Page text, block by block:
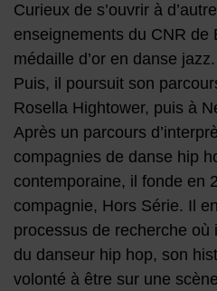
Curieux de s’ouvrir à
enseignements du CNR de
médaille d’or en danse jazz.
Puis, il poursuit son
Rosella Hightower, puis à
Après un parcours
compagnies de danse hip
contemporaine, il fonde en
compagnie, Hors Série. Il
processus de recherche où
du danseur hip hop, son
volonté à être sur une